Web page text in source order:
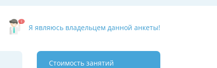
Я являюсь владельцем данной анкеты!
Стоимость занятий